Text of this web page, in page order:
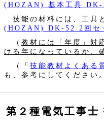
(HOZAN) 基本工具 DK-
技能の材料には、工具
(HOZAN) DK-52 2回セ
（ 教材には「年度」対
ける年になっているか、
（「 技能教材よくある
も、参考にしてください
第２種電気工事